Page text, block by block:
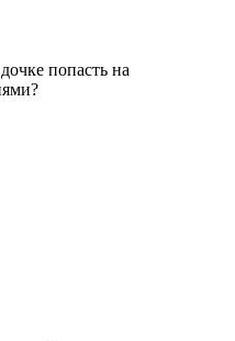
попасть на